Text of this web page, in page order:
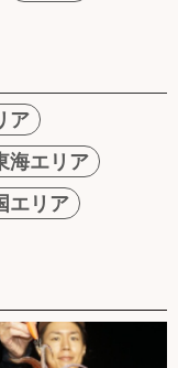
ア
海エリア
エリア